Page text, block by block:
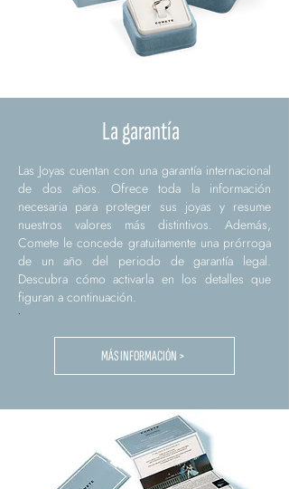
La garantía
Las Joyas cuentan con una garantía internacional
de dos años. Ofrece toda la información
necesaria para proteger sus joyas y resume
nuestros valores más distintivos. Además,
Comete le concede gratuitamente una prórroga
de un año del periodo de garantía legal.
Descubra cómo activarla en los detalles que
figuran a continuación.
MÁS INFORMACIÓN >